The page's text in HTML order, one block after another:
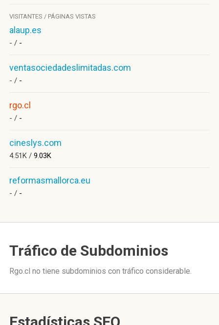
VISITANTES / PÁGINAS VISTAS
alaup.es
- / -
ventasociedadeslimitadas.com
- / -
rgo.cl
- / -
cineslys.com
4.51K / 9.03K
reformasmallorca.eu
- / -
Tráfico de Subdominios
Rgo.cl no tiene subdominios con tráfico considerable.